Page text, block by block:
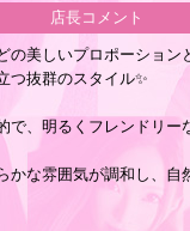
店長コメント
の美しいプロポーション
つ抜群のスタイル✨
で、明るくフレンドリー
かな雰囲気が調和し、自